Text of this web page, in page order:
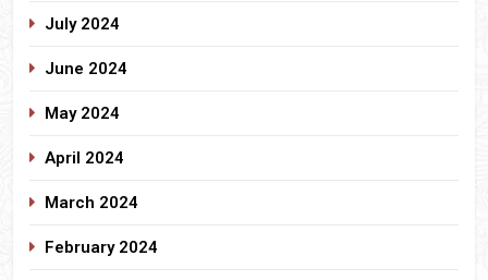
July 2024
June 2024
May 2024
April 2024
March 2024
February 2024